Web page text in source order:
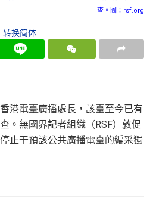
查。圖：rsf.org
转换简体
港電臺廣播處長，該臺至今已有
。無國界記者組織（RSF）敦促
止干預該公共廣播電臺的編采獨